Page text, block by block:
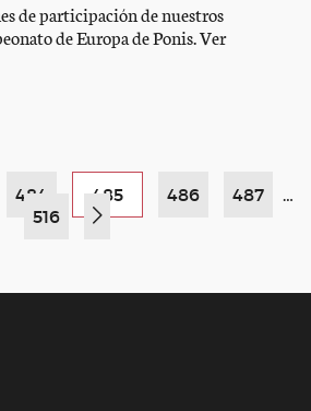
de participación de nuestros
de Europa de Ponis. Ver
484 485 486 487
…
516